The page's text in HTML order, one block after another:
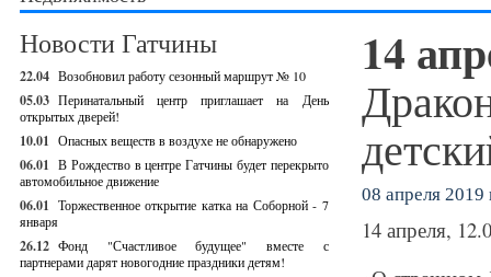
Новости Гатчины
22.04 Возобновил работу сезонный маршрут № 10
05.03 Перинатальный центр приглашает на День
открытых дверей!
10.01 Опасных веществ в воздухе не обнаружено
06.01 В Рождество в центре Гатчины будет перекрыто
автомобильное движение
06.01 Торжественное открытие катка на Соборной - 7
января
26.12 Фонд "Счастливое будущее" вместе с
партнерами дарят новогодние праздники детям!
14
08 апреля 2019
14 апреля,